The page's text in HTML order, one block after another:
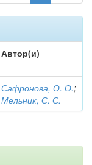
Автор(и)
Сафронова, О. О.;
Мельник, Є. С.